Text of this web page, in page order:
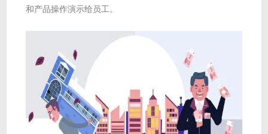
和产品操作演示给员工。